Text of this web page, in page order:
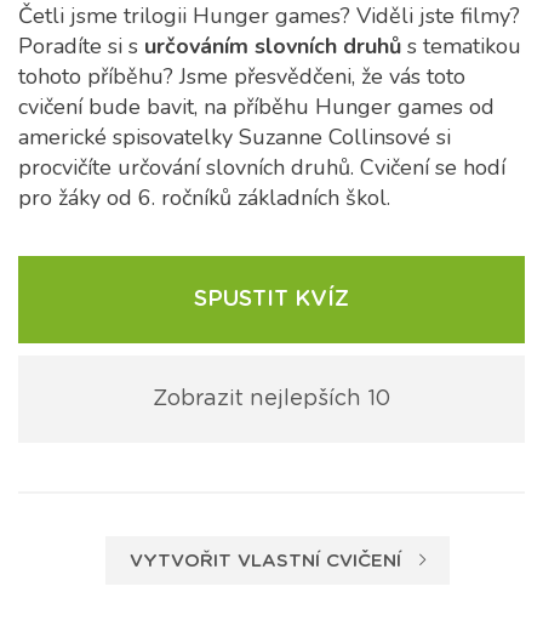
Četli jsme trilogii Hunger games? Viděli jste filmy?
Poradíte si s určováním slovních druhů s tematikou
tohoto příběhu?Jsme přesvědčeni, že vás toto
cvičení bude bavit, na příběhu Hunger games od
americké spisovatelky Suzanne Collinsové si
procvičíte určování slovních druhů. Cvičení se hodí
pro žáky od 6. ročníků základních škol.
SPUSTIT KVÍZ
Zobrazit nejlepších 10
VYTVOŘIT VLASTNÍ CVIČENÍ